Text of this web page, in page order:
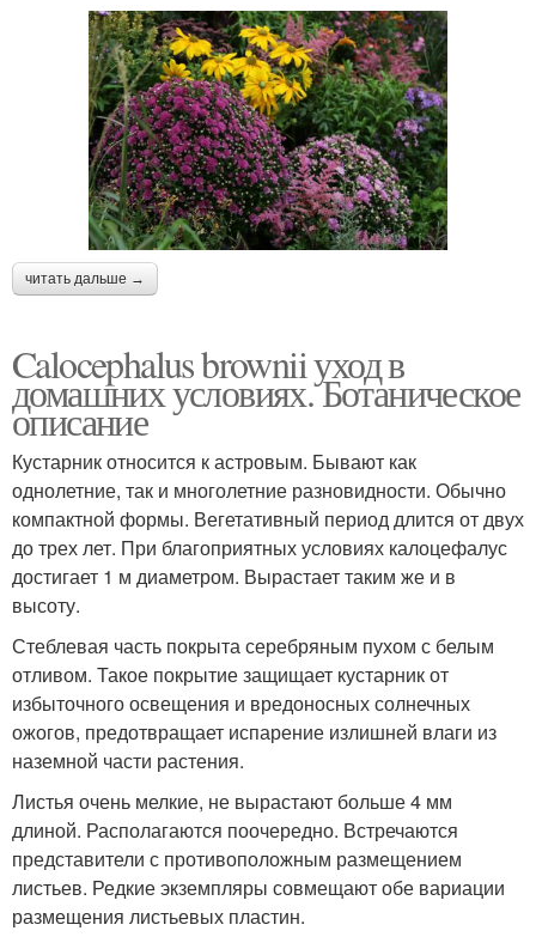
читать дальше →
Calocephalus brownii уход в
домашних условиях. Ботаническое
описание
Кустарник относится к астровым. Бывают как
однолетние, так и многолетние разновидности. Обычно
компактной формы. Вегетативный период длится от двух
до трех лет. При благоприятных условиях калоцефалус
достигает 1 м диаметром. Вырастает таким же и в
высоту.
Стеблевая часть покрыта серебряным пухом с белым
отливом. Такое покрытие защищает кустарник от
избыточного освещения и вредоносных солнечных
ожогов, предотвращает испарение излишней влаги из
наземной части растения.
Листья очень мелкие, не вырастают больше 4 мм
длиной. Располагаются поочередно. Встречаются
представители с противоположным размещением
листьев. Редкие экземпляры совмещают обе вариации
размещения листьевых пластин.